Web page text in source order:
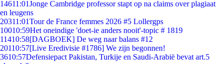
14611:01Jonge Cambridge professor stapt op na claims over plagiaat
en leugens
20311:01Tour de France femmes 2026 #5 Lollergps
10010:59Het oneindige 'doet-ie anders nooit'-topic # 1819
11410:58[DAGBOEK] De weg naar balans #12
20110:57[Live Eredivisie #1786] We zijn begonnen!
3610:57Defensiepact Pakistan, Turkije en Saudi-Arabië bevat art.5